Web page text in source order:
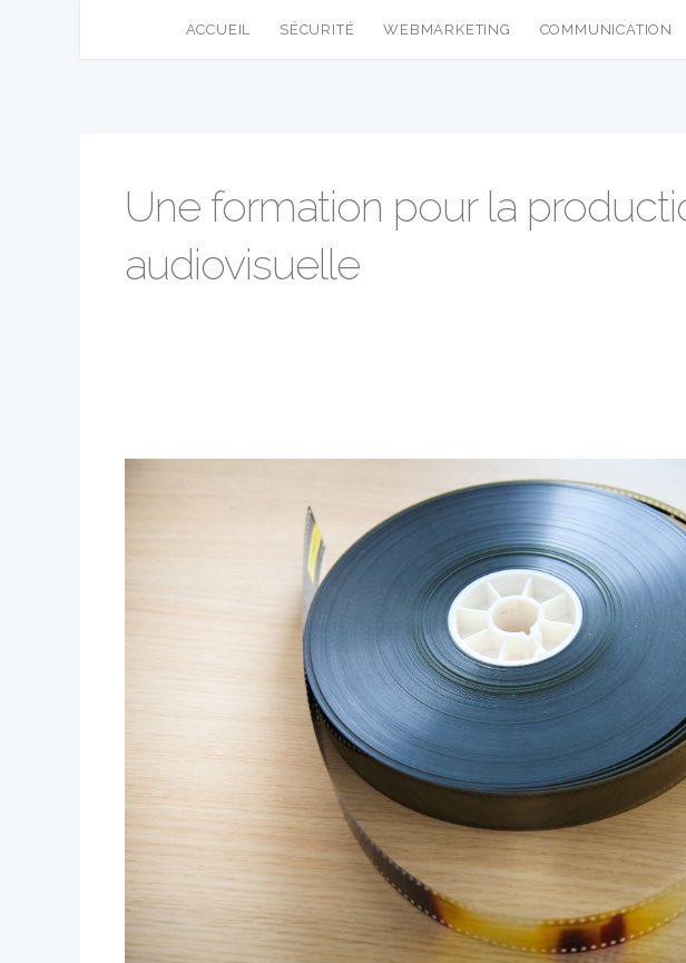
ACCUEIL SÉCURITÉ WEBMARKETING COMMUNICATION
Une formation pour la
audiovisuelle